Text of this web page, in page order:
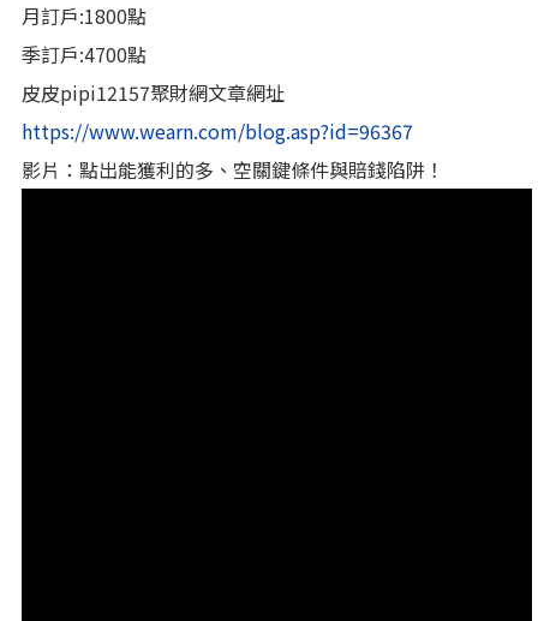
月訂戶:1800點
季訂戶:4700點
皮皮pipi12157聚財網文章網址
https://www.wearn.com/blog.asp?id=96367
影片：點出能獲利的多、空關鍵條件與賠錢陷阱！